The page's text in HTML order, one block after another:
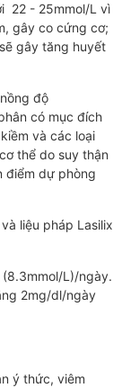
22 - 25mmol/L vì
gây co cứng cơ;
gây tăng huyết
độ
có mục đích
và các loại
thể do suy thận
điểm dự phòng
liệu pháp Lasilix
L)/ngày.
2mg/dl/ngày
ý thức, viêm